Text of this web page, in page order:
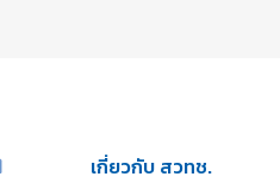
เกี่ยวกับ สวทช.